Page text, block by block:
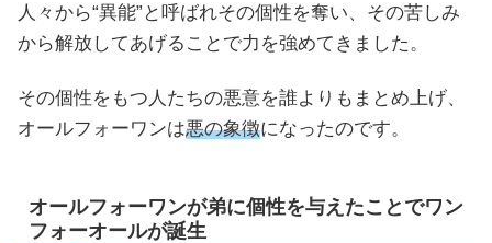
人々から“異能”と呼ばれその個性を奪い、その苦しみ
から解放してあげることで力を強めてきました。
その個性をもつ人たちの悪意を誰よりもまとめ上げ、
オールフォーワンは悪の象徴になったのです。
オールフォーワンが弟に個性を与えたことでワン
フォーオールが誕生